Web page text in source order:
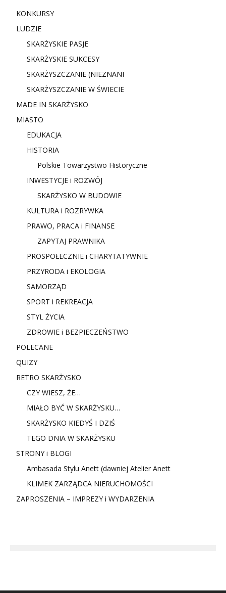
KONKURSY
LUDZIE
SKARŻYSKIE PASJE
SKARŻYSKIE SUKCESY
SKARŻYSZCZANIE (NIEZNANI
SKARŻYSZCZANIE W ŚWIECIE
MADE IN SKARŻYSKO
MIASTO
EDUKACJA
HISTORIA
Polskie Towarzystwo Historyczne
INWESTYCJE i ROZWÓJ
SKARŻYSKO W BUDOWIE
KULTURA i ROZRYWKA
PRAWO, PRACA i FINANSE
ZAPYTAJ PRAWNIKA
PROSPOŁECZNIE i CHARYTATYWNIE
PRZYRODA i EKOLOGIA
SAMORZĄD
SPORT i REKREACJA
STYL ŻYCIA
ZDROWIE i BEZPIECZEŃSTWO
POLECANE
QUIZY
RETRO SKARŻYSKO
CZY WIESZ, ŻE…
MIAŁO BYĆ W SKARŻYSKU…
SKARŻYSKO KIEDYŚ I DZIŚ
TEGO DNIA W SKARŻYSKU
STRONY i BLOGI
Ambasada Stylu Anett (dawniej Atelier Anett
KLIMEK ZARZĄDCA NIERUCHOMOŚCI
ZAPROSZENIA – IMPREZY i WYDARZENIA